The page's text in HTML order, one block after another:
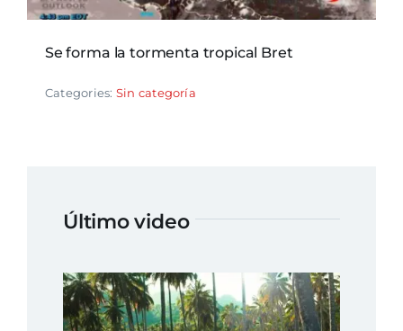
Se forma la tormenta tropical Bret
Categories: Sin categoría
Último video